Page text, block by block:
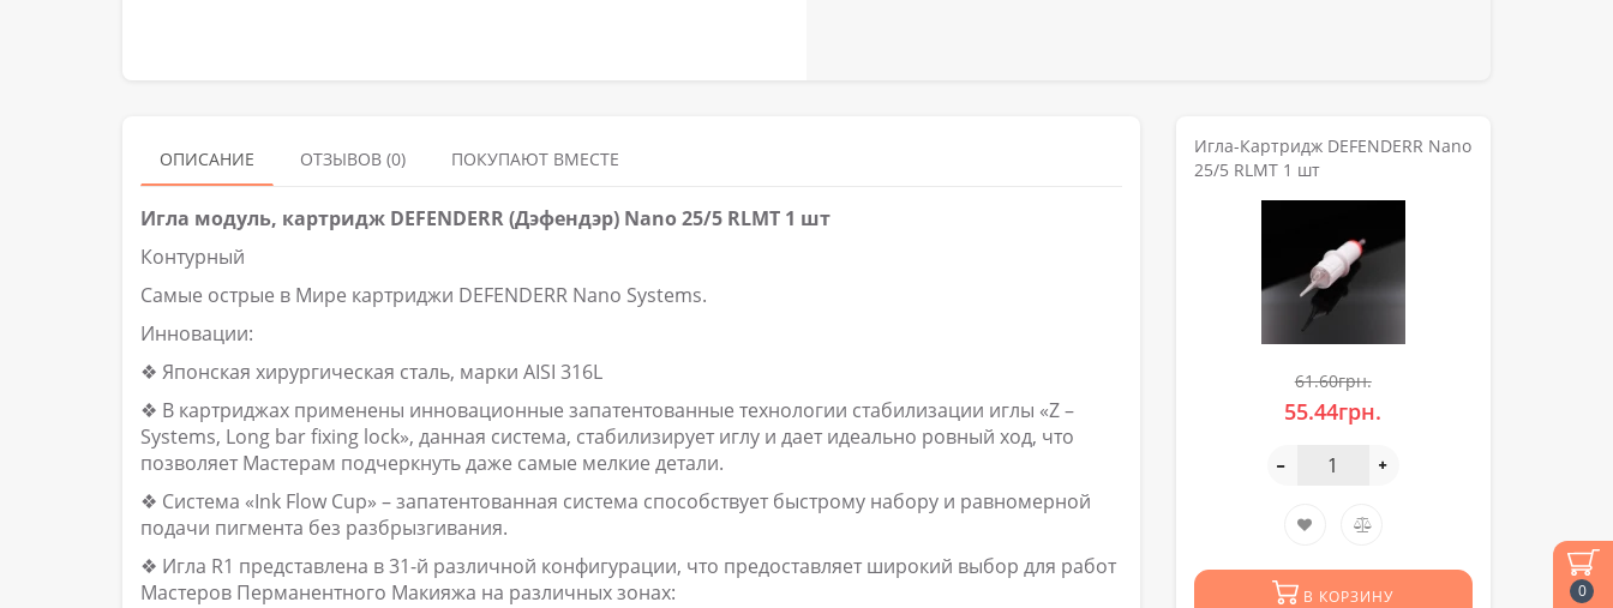
0
ОПИСАНИЕ ОТЗЫВОВ (0) ПОКУПАЮТ ВМЕСТЕ
Игла модуль, картридж DEFENDERR (Дэфендэр) Nano 25/5 RLMT 1 шт
Контурный
Самые острые в Мире картриджи DEFENDERR Nano Systems.
Инновации:
❖ Японская хирургическая сталь, марки AISI 316L
❖ В картриджах применены инновационные запатентованные технологии стабилизации иглы «Z –
Systems, Long bar fixing lock», данная система, стабилизирует иглу и дает идеально ровный ход, что
позволяет Мастерам подчеркнуть даже самые мелкие детали.
❖ Система «Ink Flow Cup» – запатентованная система способствует быстрому набору и равномерной
подачи пигмента без разбрызгивания.
❖ Игла R1 представлена в 31-й различной конфигурации, что предоставляет широкий выбор для работ
Мастеров Перманентного Макияжа на различных зонах:
Игла-Картридж DEFENDERR Nano
25/5 RLMT 1 шт
61.60грн.
55.44грн.
В КОРЗИНУ